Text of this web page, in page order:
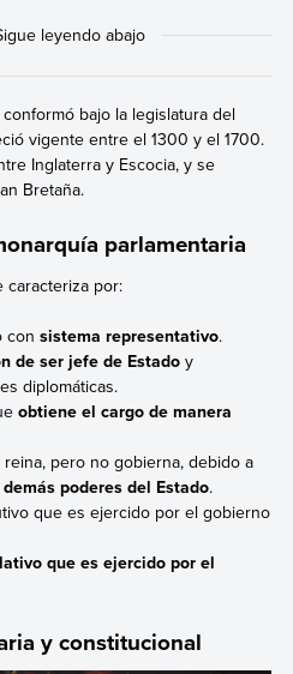
bajo la legislatura del
vigente entre el 1300 y el 1700.
Inglaterra y Escocia, y se
Bretaña.
parlamentaria
caracteriza por:
consistema representativo.
de ser jefe de Estado y
diplomáticas.
obtiene el cargo de manera
pero no gobierna, debido a
poderes del Estado.
que es ejercido por el gobierno
que es ejercido por el
y constitucional